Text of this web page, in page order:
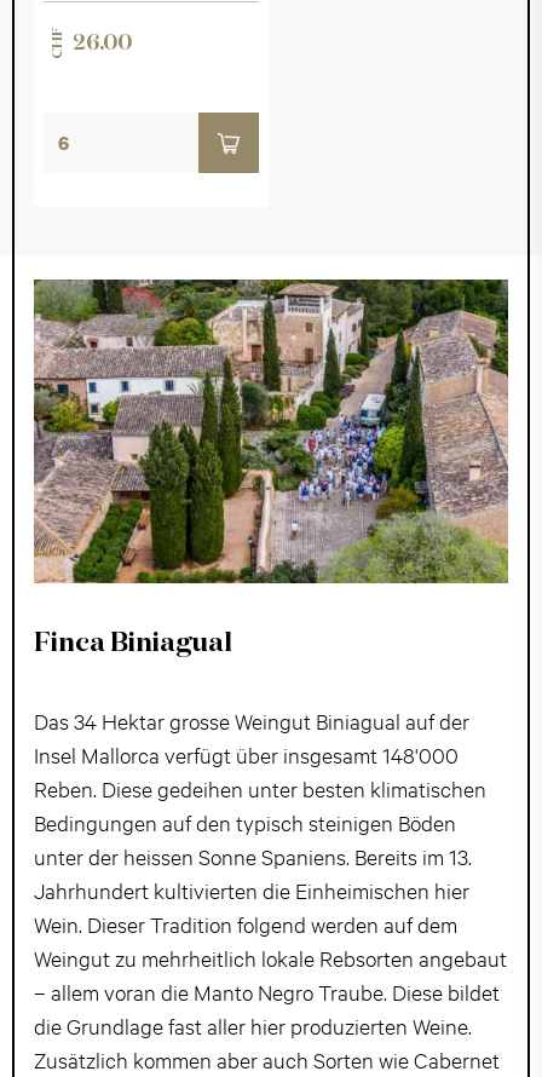
CHF 26.00
Finca Biniagual
Das 34 Hektar grosse Weingut Biniagual auf der
Insel Mallorca verfügt über insgesamt 148'000
Reben. Diese gedeihen unter besten klimatischen
Bedingungen auf den typisch steinigen Böden
unter der heissen Sonne Spaniens. Bereits im 13.
Jahrhundert kultivierten die Einheimischen hier
Wein. Dieser Tradition folgend werden auf dem
Weingut zu mehrheitlich lokale Rebsorten angebaut
– allem voran die Manto Negro Traube. Diese bildet
die Grundlage fast aller hier produzierten Weine.
Zusätzlich kommen aber auch Sorten wie Cabernet